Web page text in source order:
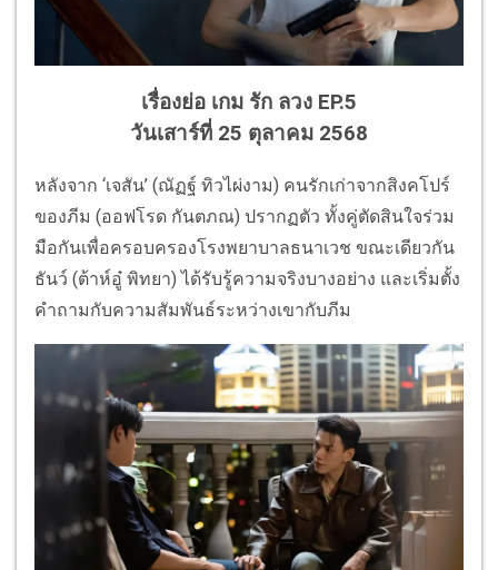
เรื่องย่อ เกม รัก ลวง EP.5
วันเสาร์ที่ 25 ตุลาคม 2568
หลังจาก ‘เจสัน’ (ณัฏฐ์ ทิวไผ่งาม) คนรักเก่าจากสิงคโปร์
ของภีม (ออฟโรด กันตภณ) ปรากฏตัว ทั้งคู่ตัดสินใจร่วม
มือกันเพื่อครอบครองโรงพยาบาลธนาเวช ขณะเดียวกัน
ธันว์ (ต้าห์อู๋ พิทยา) ได้รับรู้ความจริงบางอย่าง และเริ่มตั้ง
คำถามกับความสัมพันธ์ระหว่างเขากับภีม